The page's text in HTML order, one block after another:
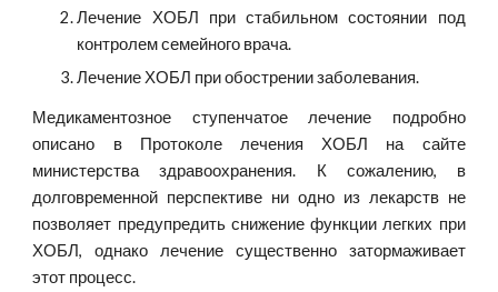
Лечение ХОБЛ при стабильном состоянии под
контролем семейного врача.
Лечение ХОБЛ при обострении заболевания.
Медикаментозное ступенчатое лечение подробно
описано в Протоколе лечения ХОБЛ на сайте
министерства здравоохранения. К сожалению, в
долговременной перспективе ни одно из лекарств не
позволяет предупредить снижение функции легких при
ХОБЛ, однако лечение существенно затормаживает
этот процесс.